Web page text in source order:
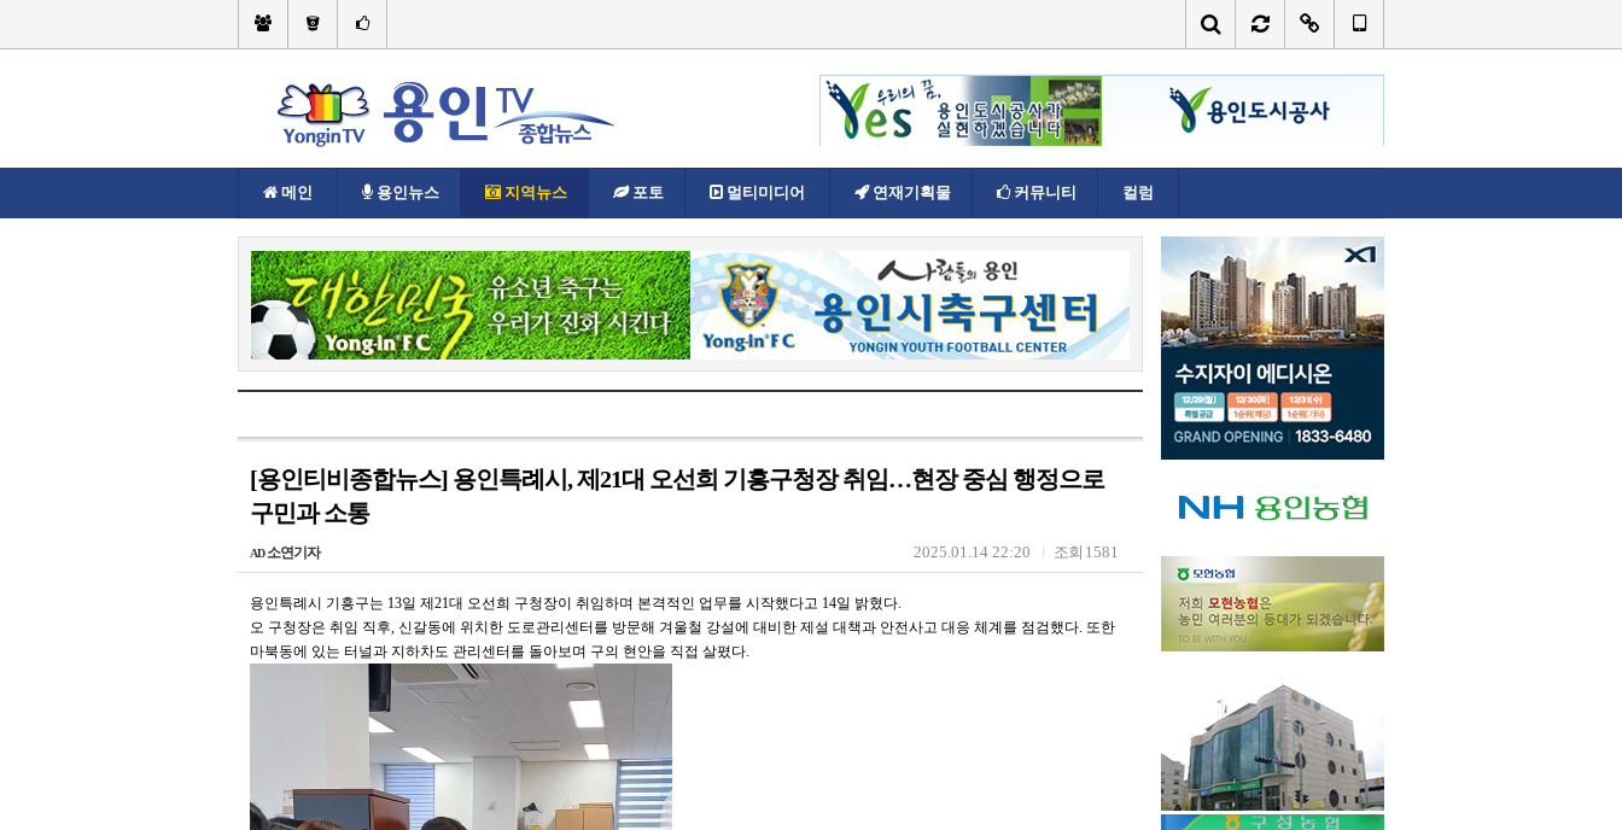
메인 용인뉴스 지역뉴스 포토 멀티미디어 연재기획물 커뮤니티 컬럼
현재위치:// 지역뉴스 기흥구
[용인티비종합뉴스] 용인특례시, 제21대 오선희 기흥구청장 취임…현장 중심 행정으로
구민과 소통
AD 소연기자 조회 1581
2025.01.14 22:20
용인특례시 기흥구는 13일 제21대 오선희 구청장이 취임하며 본격적인 업무를 시작했다고 14일 밝혔다.
오 구청장은 취임 직후, 신갈동에 위치한 도로관리센터를 방문해 겨울철 강설에 대비한 제설 대책과 안전사고 대응 체계를 점검했다. 또한
마북동에 있는 터널과 지하차도 관리센터를 돌아보며 구의 현안을 직접 살폈다.